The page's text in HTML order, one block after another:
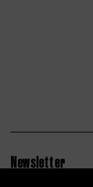
Newsletter